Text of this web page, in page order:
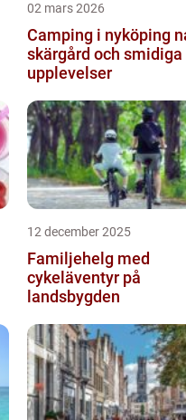
02 mars 2026
Camping i nyköping natur,
skärgård och smidiga
upplevelser
12 december 2025
Familjehelg med
cykeläventyr på
landsbygden